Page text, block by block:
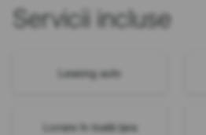
Servicii incluse
Leasing auto
Livrare în toată țara